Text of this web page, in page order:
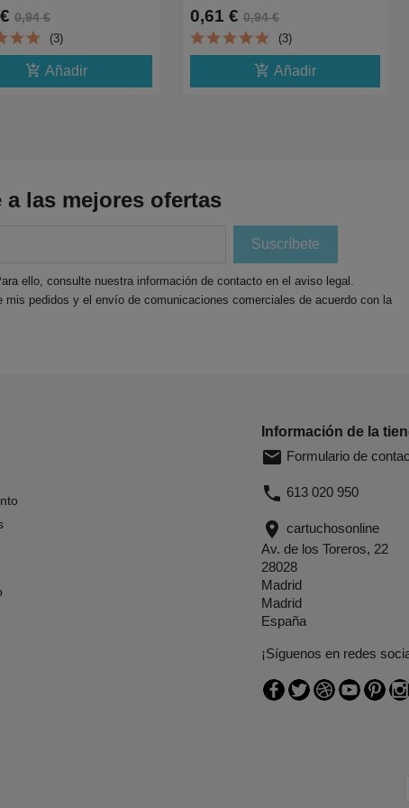
0,94 €
(3)
add_shopping_cart Añadir
T1633402016XL
0,61 € 0,94 €
(3)
add_shopping_cart Añadir
a las mejores ofertas
ello, consulte nuestra información de contacto en el aviso legal.
pedidos y el envío de comunicaciones comerciales de acuerdo con la
Información de la
email Formulario de
phone 613 020 950
location_on cartuchosonline
Av. de los Toreros, 22
28028
Madrid
Madrid
España
¡Síguenos en redes
Facebook
TwitterRss